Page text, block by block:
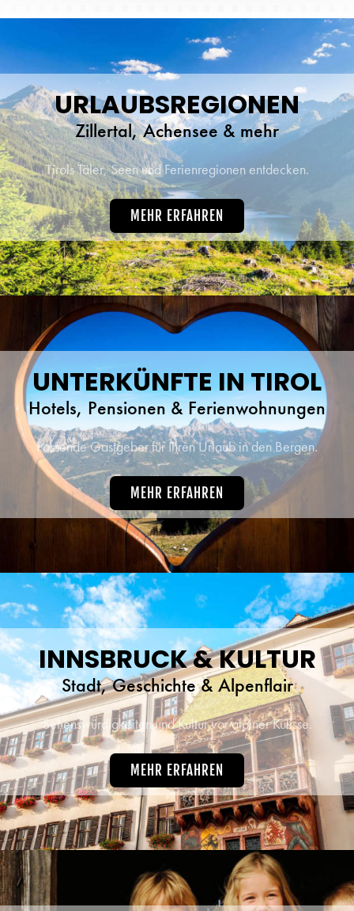
URLAUBSREGIONEN
Zillertal, Achensee & mehr
Tirols Täler, Seen und Ferienregionen entdecken.
MEHR ERFAHREN
UNTERKÜNFTE IN TIROL
Hotels, Pensionen & Ferienwohnungen
Passende Gastgeber für Ihren Urlaub in den Bergen.
MEHR ERFAHREN
INNSBRUCK & KULTUR
Stadt, Geschichte & Alpenflair
Sehenswürdigkeiten und Kultur vor alpiner Kulisse.
MEHR ERFAHREN